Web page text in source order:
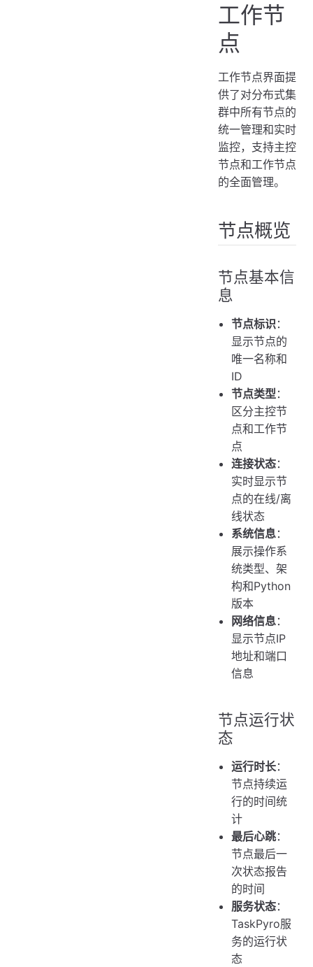
工作节
点
工作节点界面提
供了对分布式集
群中所有节点的
统一管理和实时
监控，支持主控
节点和工作节点
的全面管理。
节点概览
节点基本信
息
节点标识：
显示节点的
唯一名称和
ID
节点类型：
区分主控节
点和工作节
点
连接状态：
实时显示节
点的在线/离
线状态
系统信息：
展示操作系
统类型、架
构和Python
版本
网络信息：
显示节点IP
地址和端口
信息
节点运行状
态
运行时长：
节点持续运
行的时间统
计
最后心跳：
节点最后一
次状态报告
的时间
服务状态：
TaskPyro服
务的运行状
态